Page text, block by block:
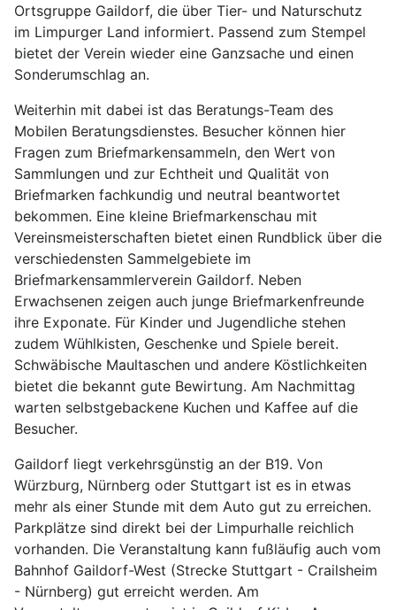
Ortsgruppe Gaildorf, die über Tier- und Naturschutz
im Limpurger Land informiert. Passend zum Stempel
bietet der Verein wieder eine Ganzsache und einen
Sonderumschlag an.
Weiterhin mit dabei ist das Beratungs-Team des
Mobilen Beratungsdienstes. Besucher können hier
Fragen zum Briefmarkensammeln, den Wert von
Sammlungen und zur Echtheit und Qualität von
Briefmarken fachkundig und neutral beantwortet
bekommen. Eine kleine Briefmarkenschau mit
Vereinsmeisterschaften bietet einen Rundblick über die
verschiedensten Sammelgebiete im
Briefmarkensammlerverein Gaildorf. Neben
Erwachsenen zeigen auch junge Briefmarkenfreunde
ihre Exponate. Für Kinder und Jugendliche stehen
zudem Wühlkisten, Geschenke und Spiele bereit.
Schwäbische Maultaschen und andere Köstlichkeiten
bietet die bekannt gute Bewirtung. Am Nachmittag
warten selbstgebackene Kuchen und Kaffee auf die
Besucher.
Gaildorf liegt verkehrsgünstig an der B19. Von
Würzburg, Nürnberg oder Stuttgart ist es in etwas
mehr als einer Stunde mit dem Auto gut zu erreichen.
Parkplätze sind direkt bei der Limpurhalle reichlich
vorhanden. Die Veranstaltung kann fußläufig auch vom
Bahnhof Gaildorf-West (Strecke Stuttgart - Crailsheim
- Nürnberg) gut erreicht werden. Am